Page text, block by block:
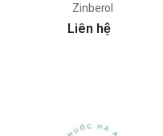
Zinberol
Liên hệ